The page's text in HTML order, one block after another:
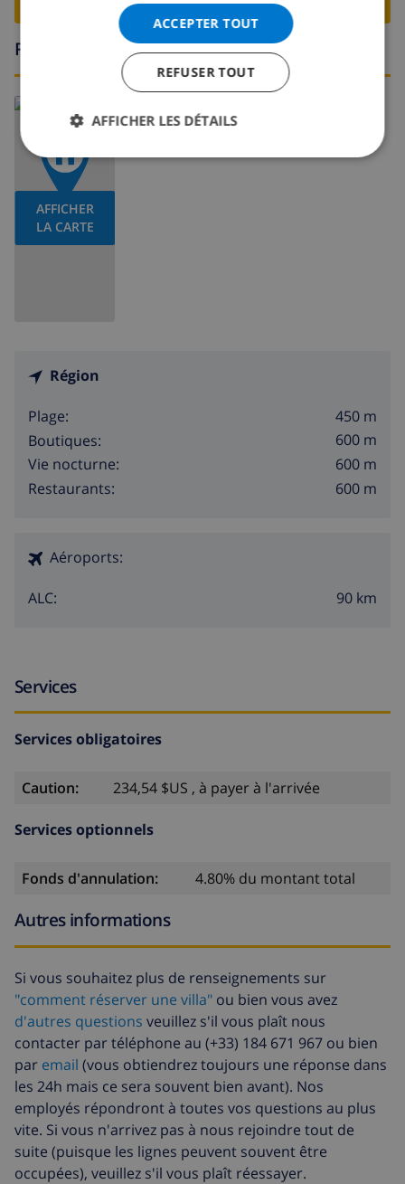
Région
AFFICHER
LA CARTE
Espagne> Costa Blanca
Région
Plage:
450 m
Boutiques:
600 m
Vie nocturne:
600 m
Restaurants:
600 m
Aéroports:
ALC: 90 km
Services
Services obligatoires
Caution: 234,54 $US , à payer à l'arrivée
Services optionnels
Fonds d'annulation: 4.80% du montant total
Autres informations
Si vous souhaitez plus de renseignements sur
"comment réserver une villa" ou bien vous avez
d'autres questions veuillez s'il vous plaît nous
contacter par téléphone au (+33) 184 671 967 ou bien
par email (vous obtiendrez toujours une réponse dans
les 24h mais ce sera souvent bien avant). Nos
employés répondront à toutes vos questions au plus
vite. Si vous n'arrivez pas à nous rejoindre tout de
suite (puisque les lignes peuvent souvent être
occupées), veuillez s'il vous plaît réessayer.
ACCEPTER TOUT
REFUSER TOUT
AFFICHER LES DÉTAILS